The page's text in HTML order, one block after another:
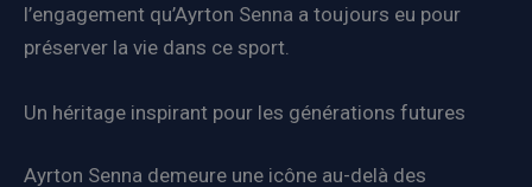
l’engagement qu’Ayrton Senna a toujours eu pour
préserver la vie dans ce sport.
Un héritage inspirant pour les générations futures
Ayrton Senna demeure une icône au-delà des